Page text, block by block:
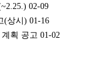
02-09
(상시) 01-16
획 공고 01-02